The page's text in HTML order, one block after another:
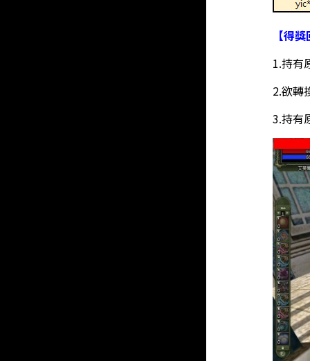
【得
1.持有
2.欲轉
3.持有